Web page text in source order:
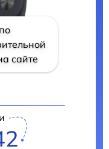
сайте